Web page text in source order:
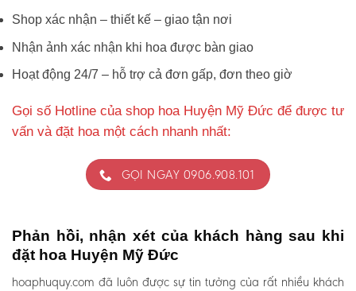
Shop xác nhận – thiết kế – giao tận nơi
Nhận ảnh xác nhận khi hoa được bàn giao
Hoạt động 24/7 – hỗ trợ cả đơn gấp, đơn theo giờ
Gọi số Hotline của shop hoa Huyện Mỹ Đức để được tư
vấn và đặt hoa một cách nhanh nhất:
GỌI NGAY 0906.908.101
Phản hồi, nhận xét của khách hàng sau khi
đặt hoa Huyện Mỹ Đức
hoaphuquy.com đã luôn được sự tin tưởng của rất nhiều khách